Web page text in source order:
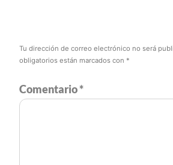
Tu dirección de correo electrónico no será
obligatorios están marcados con *
Comentario*